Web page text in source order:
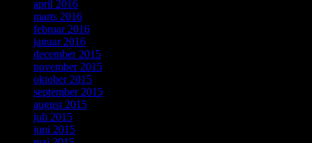
april 2016
marts 2016
februar 2016
januar 2016
december 2015
november 2015
oktober 2015
september 2015
august 2015
juli 2015
juni 2015